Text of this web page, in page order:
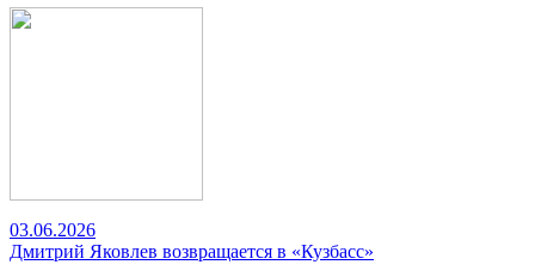
03.06.2026
Дмитрий Яковлев возвращается в «Кузбасс»